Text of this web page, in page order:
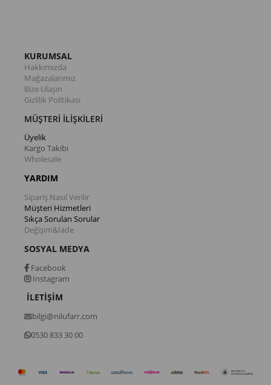
KURUMSAL
Hakkımızda
Mağazalarımız
Bize Ulaşın
Gizlilik Politikası
MÜŞTERİ İLİŞKİLERİ
Üyelik
Kargo Takibi
Wholesale
YARDIM
Sipariş Nasıl Verilir
Müşteri Hizmetleri
Sıkça Sorulan Sorular
Değişim&İade
SOSYAL MEDYA
Facebook
Instagram
İLETİŞİM
bilgi@nilufarr.com
0530 833 30 00